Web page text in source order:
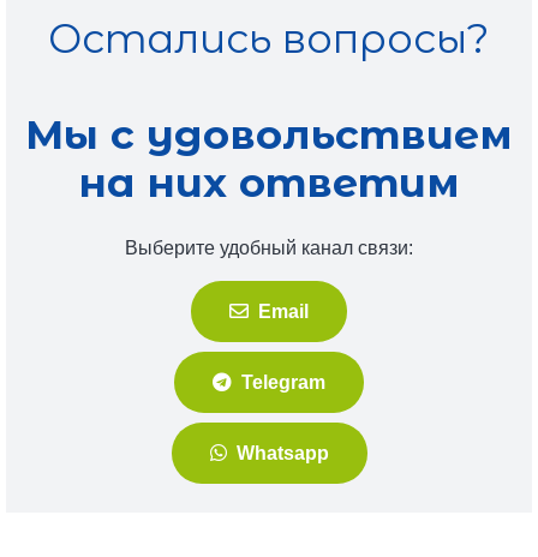
Остались вопросы?
Мы с удовольствием
на них ответим
Выберите удобный канал связи:
Email
Telegram
Whatsapp